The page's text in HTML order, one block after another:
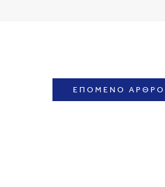
ΕΠΟΜΕΝΟ ΑΡΘΡΟ